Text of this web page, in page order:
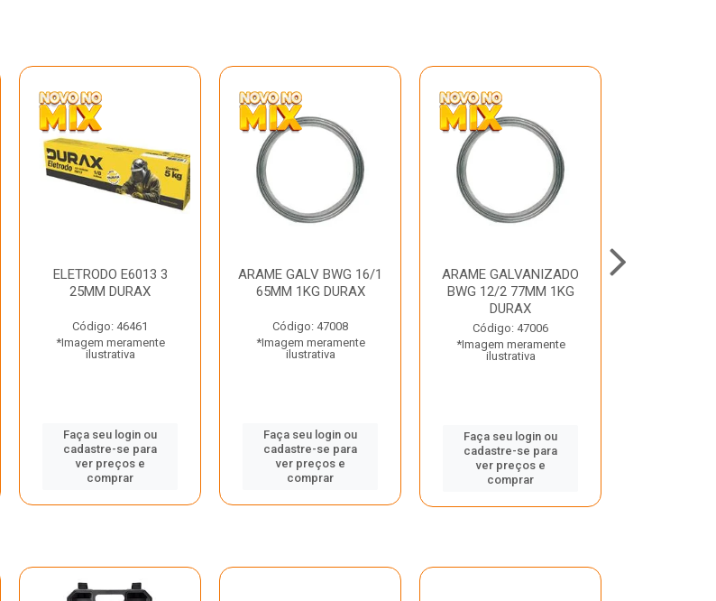
ELETRODO E6013 3
25MM DURAX
Código: 46461
*Imagem meramente
ilustrativa
Faça seu login ou
cadastre-se para
ver preços e
comprar
ARAME GALV BWG 16/1
65MM 1KG DURAX
Código: 47008
*Imagem meramente
ilustrativa
Faça seu login ou
cadastre-se para
ver preços e
comprar
ARAME GALVANIZADO
BWG 12/2 77MM 1KG
DURAX
Código: 47006
*Imagem meramente
ilustrativa
Faça seu login ou
cadastre-se para
ver preços e
comprar